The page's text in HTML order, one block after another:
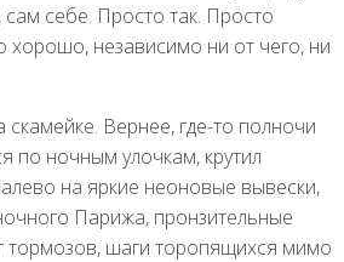
себе. Просто так. Просто
хорошо, независимо ни от чего, ни
Вернее, где-то полночи
по ночным улочкам, крутил
на яркие неоновые вывески,
Парижа, пронзительные
тормозов, шаги торопящихся мимо